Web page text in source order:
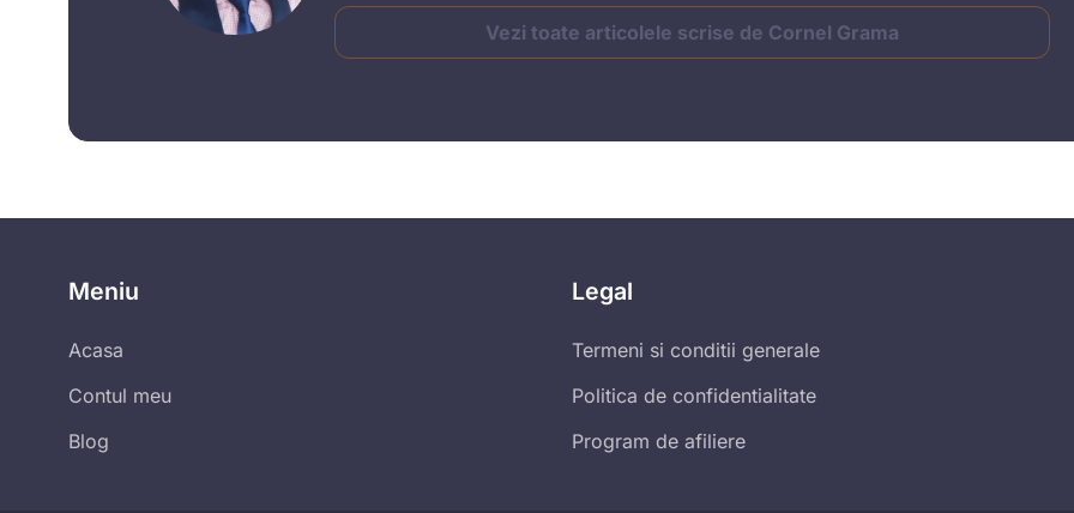
Vezi toate articolele scrise de Cornel Grama
Meniu
Acasa
Contul meu
Blog
Legal
Termeni si conditii generale
Politica de confidentialitate
Program de afiliere